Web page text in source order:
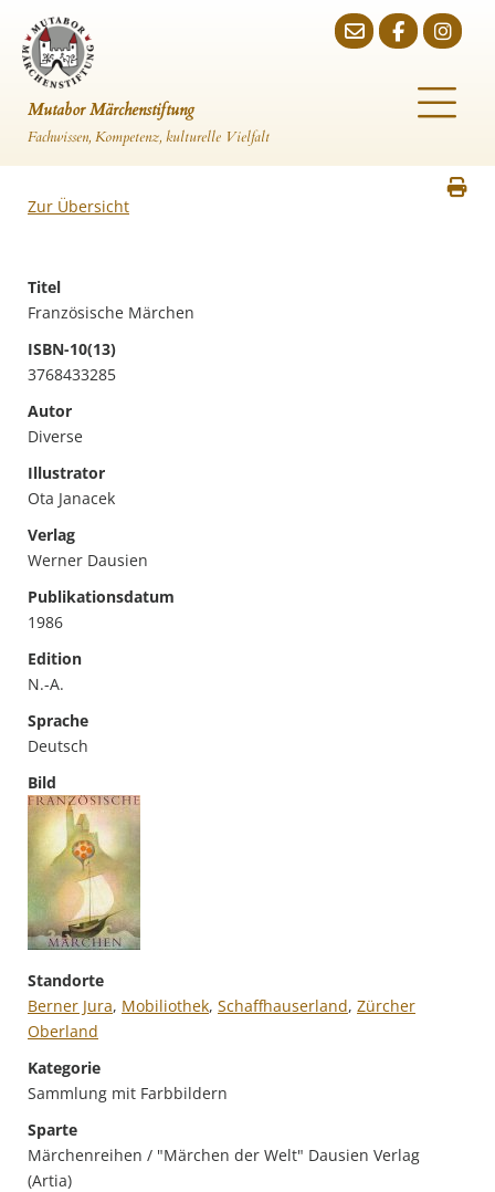
Mutabor Märchenstiftung
Fachwissen, Kompetenz, kulturelle Vielfalt
Zur Übersicht
Titel
Französische Märchen
ISBN-10(13)
3768433285
Autor
Diverse
Illustrator
Ota Janacek
Verlag
Werner Dausien
Publikationsdatum
1986
Edition
N.-A.
Sprache
Deutsch
Bild
Standorte
Berner Jura, Mobiliothek, Schaffhauserland, Zürcher
Oberland
Kategorie
Sammlung mit Farbbildern
Sparte
Märchenreihen / "Märchen der Welt" Dausien Verlag
(Artia)